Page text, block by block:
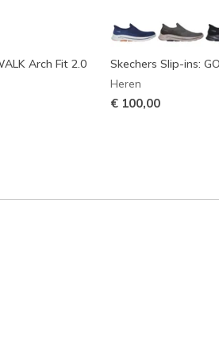
Arch Fit 2.0
Skechers Slip-ins:
Heren
€ 100,00